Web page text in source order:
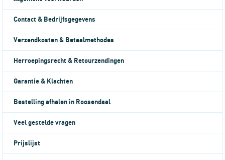
Contact & Bedrijfsgegevens
Verzendkosten & Betaalmethodes
Herroepingsrecht & Retourzendingen
Garantie & Klachten
Bestelling afhalen in Roosendaal
Veel gestelde vragen
Prijslijst